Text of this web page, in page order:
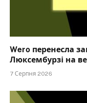
Wero перенесла
Люксембурзі на
7 Серпня 2026